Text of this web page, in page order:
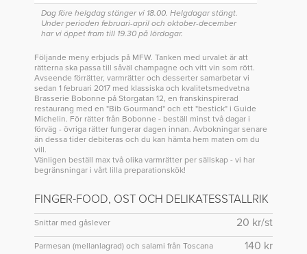
Följande meny erbjuds på MFW. Tanken med urvalet är att
rätterna ska passa till såväl champagne och vitt vin som rött.
Avseende förrätter, varmrätter och desserter samarbetar vi
sedan 1 februari 2017 med klassiska och kvalitetsmedvetna
Brasserie Bobonne på Storgatan 12, en franskinspirerad
restaurang med en "Bib Gourmand" och ett "bestick" i Guide
Michelin. För rätter från Bobonne - beställ minst två dagar i
förväg - övriga rätter fungerar dagen innan. Avbokningar senare
än dessa tider debiteras och du kan hämta hem maten om du
vill.
Vänligen beställ max två olika varmrätter per sällskap - vi har
begränsningar i vårt lilla preparationskök!
FINGER-FOOD, OST OCH DELIKATESSTALLRIK
20 kr/st
Snittar med gåslever
140 kr
Parmesan (mellanlagrad) och salami från Toscana
Dag före helgdag stänger vi 18.00. Helgdagar stängt.
Under perioden februari-april och oktober-december
har vi öppet fram till 19.30 på lördagar.